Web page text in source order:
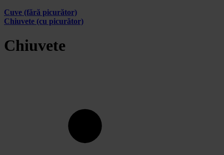
Cuve (fără picurător)
Chiuvete (cu picurător)
Chiuvete